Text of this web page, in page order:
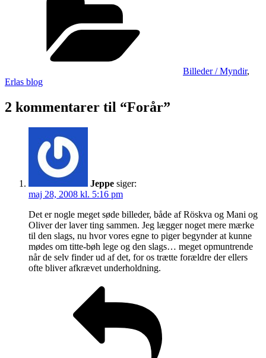
Billeder / Myndir,
Erlas blog
2 kommentarer til “Forår”
Jeppe siger:
maj 28, 2008 kl. 5:16 pm
Det er nogle meget søde billeder, både af Röskva og Mani og
Oliver der laver ting sammen. Jeg lægger noget mere mærke
til den slags, nu hvor vores egne to piger begynder at kunne
mødes om titte-bøh lege og den slags… meget opmuntrende
når de selv finder ud af det, for os trætte forældre der ellers
ofte bliver afkrævet underholdning.